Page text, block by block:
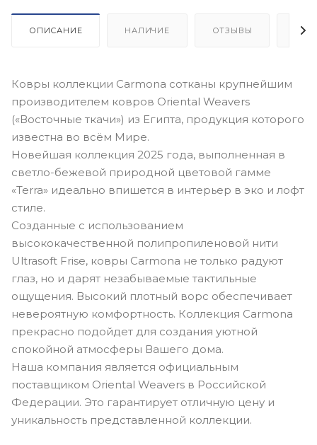
ОПИСАНИЕ НАЛИЧИЕ ОТЗЫВЫ
Ковры коллекции Carmona сотканы крупнейшим
производителем ковров Oriental Weavers
(«Восточные ткачи») из Египта, продукция которого
известна во всём Мире.
Новейшая коллекция 2025 года, выполненная в
светло-бежевой природной цветовой гамме
«Terra» идеально впишется в интерьер в эко и лофт
стиле.
Созданные с использованием
высококачественной полипропиленовой нити
Ultrasoft Frise, ковры Carmona не только радуют
глаз, но и дарят незабываемые тактильные
ощущения. Высокий плотный ворс обеспечивает
невероятную комфортность. Коллекция Carmona
прекрасно подойдет для создания уютной
спокойной атмосферы Вашего дома.
Наша компания является официальным
поставщиком Oriental Weavers в Российской
Федерации. Это гарантирует отличную цену и
уникальность представленной коллекции.